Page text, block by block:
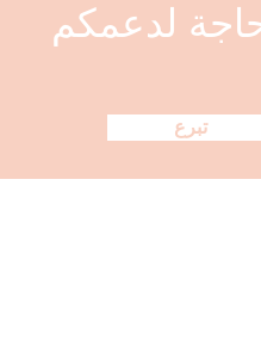
لدعمكم
تبرع